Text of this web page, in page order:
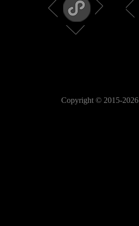
Copyright © 2015-2026